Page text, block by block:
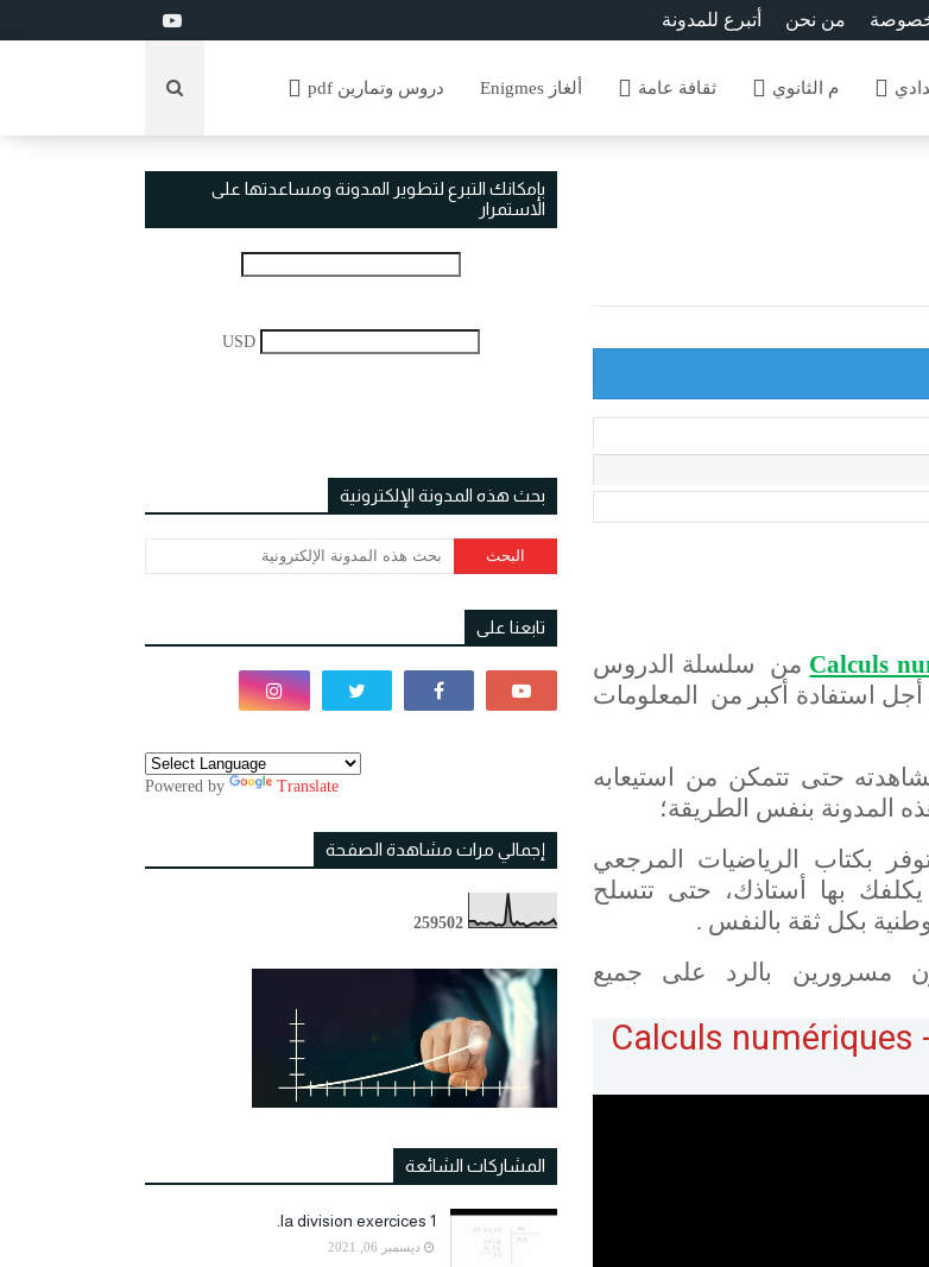
أتبرع للمدونة من نحن
م الثانوي ثقافة عامة ألغاز Enigmes دروس وتمارين pdf
Calculs من سلسلة الدروس
استفادة أكبر من المعلومات
حتى تتمكن من استيعابه
المدونة بنفس الطريقة؛
بكتاب الرياضيات المرجعي
بها أستاذك، حتى تتسلح
بكل ثقة بالنفس .
مسرورين بالرد على جميع
Calculs numériques
بإمكانك التبرع لتطوير المدونة ومساعدتها على
الاستمرار
USD
بحث هذه المدونة الإلكترونية
تابعنا على
Powered by Translate
إجمالي مرات مشاهدة الصفحة
259502
المشاركات الشائعة
la division exercices 1.
ديسمبر 06, 2021